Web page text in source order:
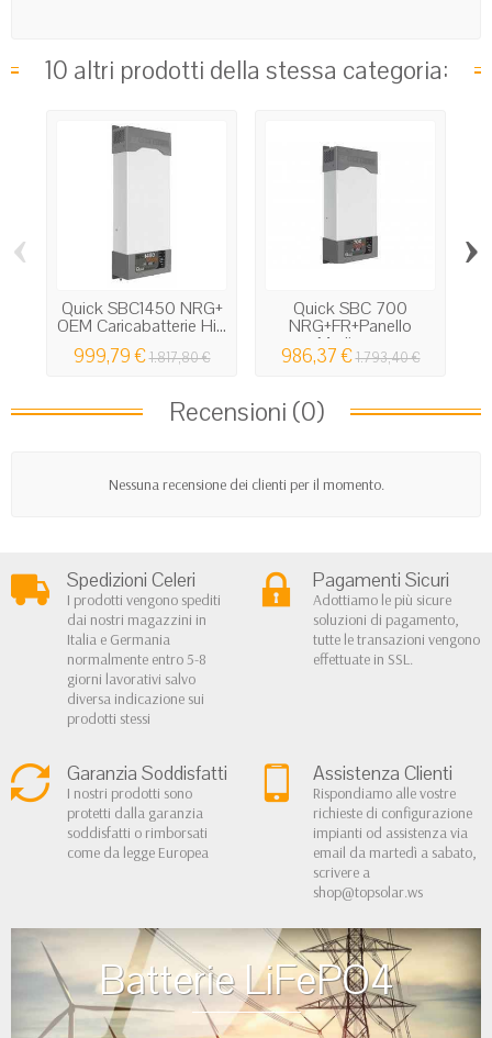
10 altri prodotti della stessa categoria:
Quick SBC1450 NRG+
OEM Caricabatterie Hi...
999,79 €1.817,80 €
Quick SBC 700
NRG+FR+Panello
Medium...
986,37 €1.793,40 €
‹ ›
Recensioni (0)
Nessuna recensione dei clienti per il momento.
Spedizioni Celeri
I prodotti vengono spediti
dai nostri magazzini in
Italia e Germania
normalmente entro 5-8
giorni lavorativi salvo
diversa indicazione sui
prodotti stessi
Pagamenti Sicuri
Adottiamo le più sicure
soluzioni di pagamento,
tutte le transazioni vengono
effettuate in SSL.
Garanzia Soddisfatti
I nostri prodotti sono
protetti dalla garanzia
soddisfatti o rimborsati
come da legge Europea
Assistenza Clienti
Rispondiamo alle vostre
richieste di configurazione
impianti od assistenza via
email da martedì a sabato,
scrivere a
shop@topsolar.ws
Batterie LiFePO4